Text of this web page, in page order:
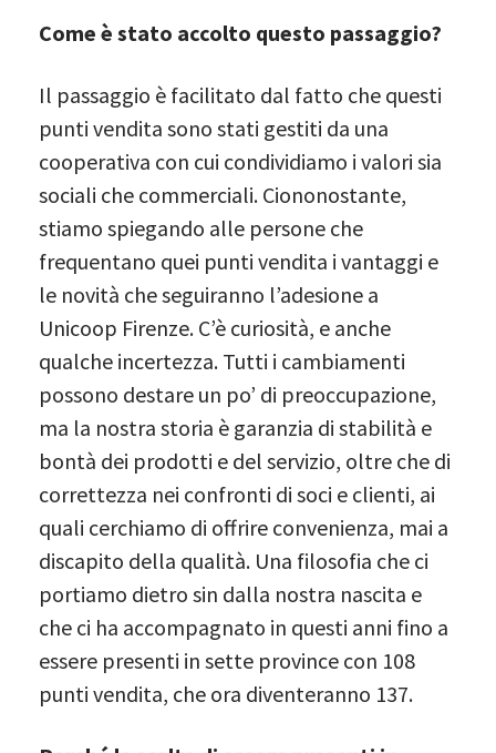
Come è stato accolto questo passaggio?
Il passaggio è facilitato dal fatto che questi
punti vendita sono stati gestiti da una
cooperativa con cui condividiamo i valori sia
sociali che commerciali. Ciononostante,
stiamo spiegando alle persone che
frequentano quei punti vendita i vantaggi e
le novità che seguiranno l’adesione a
Unicoop Firenze. C’è curiosità, e anche
qualche incertezza. Tutti i cambiamenti
possono destare un po’ di preoccupazione,
ma la nostra storia è garanzia di stabilità e
bontà dei prodotti e del servizio, oltre che di
correttezza nei confronti di soci e clienti, ai
quali cerchiamo di offrire convenienza, mai a
discapito della qualità. Una filosofia che ci
portiamo dietro sin dalla nostra nascita e
che ci ha accompagnato in questi anni fino a
essere presenti in sette province con 108
punti vendita, che ora diventeranno 137.